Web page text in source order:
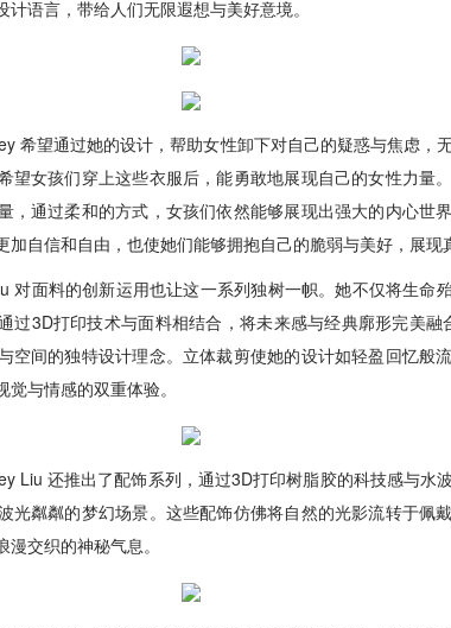
语言，带给人们无限遐想与美好意境。
希望通过她的设计，帮助女性卸下对自己的疑惑与焦虑，
望女孩们穿上这些衣服后，能勇敢地展现自己的女性力量
，通过柔和的方式，女孩们依然能够展现出强大的内心世界
自信和自由，也使她们能够拥抱自己的脆弱与美好，展现
对面料的创新运用也让这一系列独树一帜。她不仅将生命
过3D打印技术与面料相结合，将未来感与经典廓形完美融
空间的独特设计理念。立体裁剪使她的设计如轻盈回忆般
与情感的双重体验。
Liu 还推出了配饰系列，通过3D打印树脂胶的科技感与水
光粼粼的梦幻场景。这些配饰仿佛将自然的光影流转于佩
交织的神秘气息。